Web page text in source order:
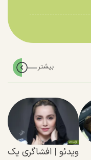
ویدئو | افشاگری یک